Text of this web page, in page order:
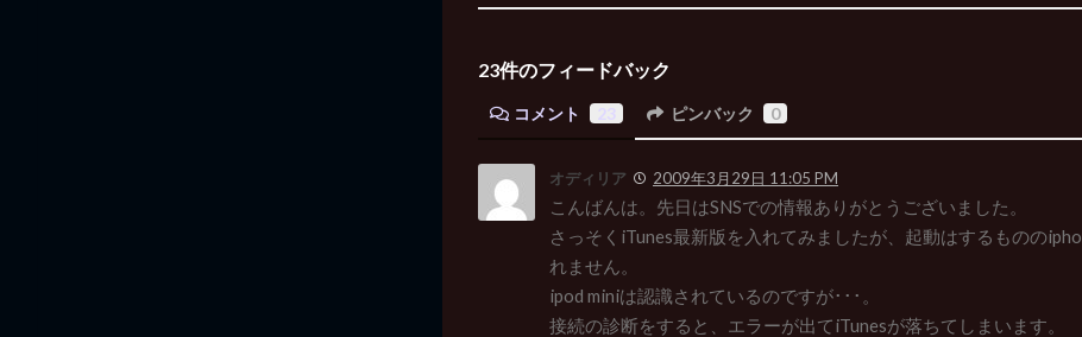
23件のフィードバック
コメント ピンバック 0
オディリア 2009年3月29日 11:05 PM
こんばんは。先日はSNSでの情報ありがとうございました。
さっそくiTunes最新版を入れてみましたが、起動はするものの
れません。
ipod miniは認識されているのですが･･･。
接続の診断をすると、エラーが出てiTunesが落ちてしまいます。